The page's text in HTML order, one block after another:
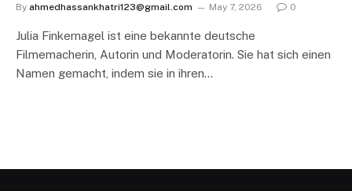
By ahmedhassankhatri123@gmail.com May 7, 2026 0
Julia Finkernagel ist eine bekannte deutsche
Filmemacherin, Autorin und Moderatorin. Sie hat sich einen
Namen gemacht, indem sie in ihren…